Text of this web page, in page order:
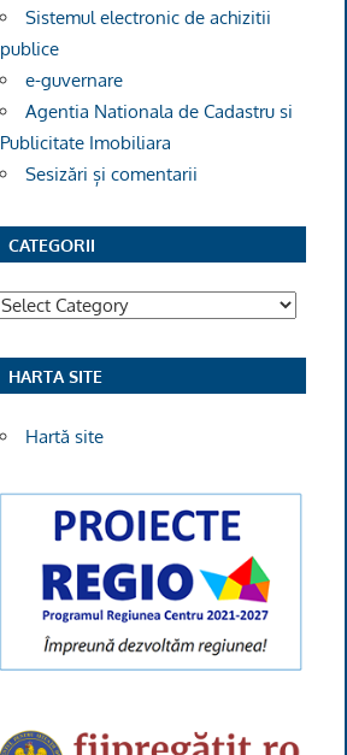
Sistemul electronic de achizitii
publice
e-guvernare
Agentia Nationala de Cadastru si
Publicitate Imobiliara
Sesizări și comentarii
CATEGORII
Categorii
HARTA SITE
Hartă site